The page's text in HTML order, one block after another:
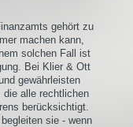
gehört zu
machen kann,
solchen Fall ist
Bei Klier & Ott
gewährleisten
die alle rechtlichen
berücksichtigt.
sie - wenn